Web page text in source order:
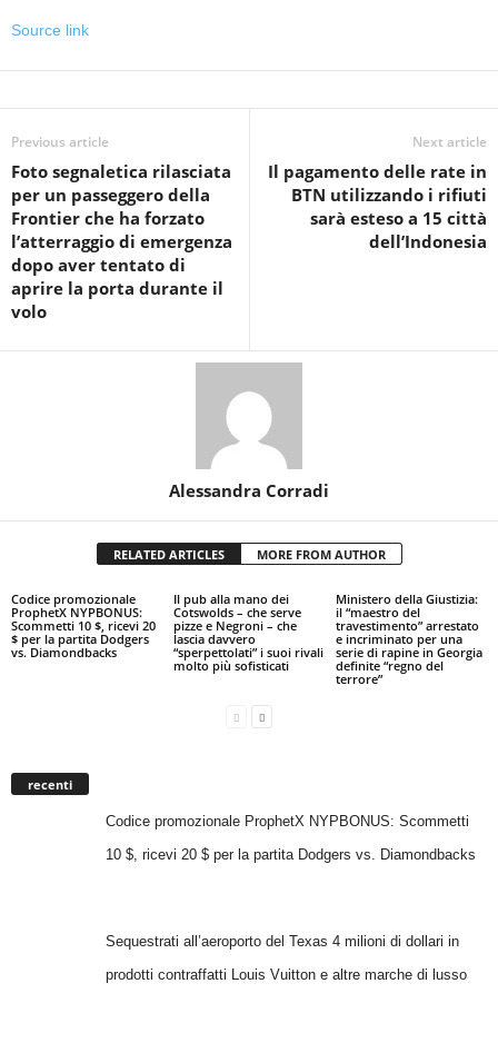
Source link
Previous article
Foto segnaletica rilasciata
per un passeggero della
Frontier che ha forzato
l’atterraggio di emergenza
dopo aver tentato di
aprire la porta durante il
volo
Next article
Il pagamento delle rate in
BTN utilizzando i rifiuti
sarà esteso a 15 città
dell’Indonesia
Alessandra Corradi
RELATED ARTICLES MORE FROM AUTHOR
Codice promozionale
ProphetX NYPBONUS:
Scommetti 10 $, ricevi 20
$ per la partita Dodgers
vs. Diamondbacks
Il pub alla mano dei
Cotswolds – che serve
pizze e Negroni – che
lascia davvero
“sperpettolati” i suoi rivali
molto più sofisticati
Ministero della Giustizia:
il “maestro del
travestimento” arrestato
e incriminato per una
serie di rapine in Georgia
definite “regno del
terrore”
recenti
Codice promozionale ProphetX NYPBONUS: Scommetti
10 $, ricevi 20 $ per la partita Dodgers vs. Diamondbacks
Sequestrati all’aeroporto del Texas 4 milioni di dollari in
prodotti contraffatti Louis Vuitton e altre marche di lusso